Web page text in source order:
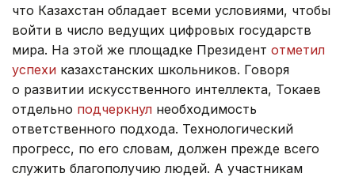
что Казахстан обладает всеми условиями, чтобы
войти в число ведущих цифровых государств
мира. На этой же площадке Президент отметил
успехи казахстанских школьников. Говоря
о развитии искусственного интеллекта, Токаев
отдельно подчеркнул необходимость
ответственного подхода. Технологический
прогресс, по его словам, должен прежде всего
служить благополучию людей. А участникам